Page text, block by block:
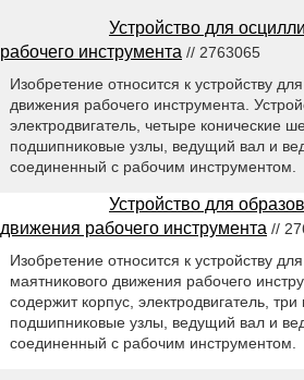
Устройство для
рабочего инструмента // 2763065
Изобретение относится к устройству
движения рабочего инструмента.
электродвигатель, четыре конические
подшипниковые узлы, ведущий вал и
соединенный с рабочим инструментом.
Устройство для
движения рабочего инструмента //
Изобретение относится к устройству
маятникового движения рабочего
содержит корпус, электродвигатель, три
подшипниковые узлы, ведущий вал и
соединенный с рабочим инструментом.